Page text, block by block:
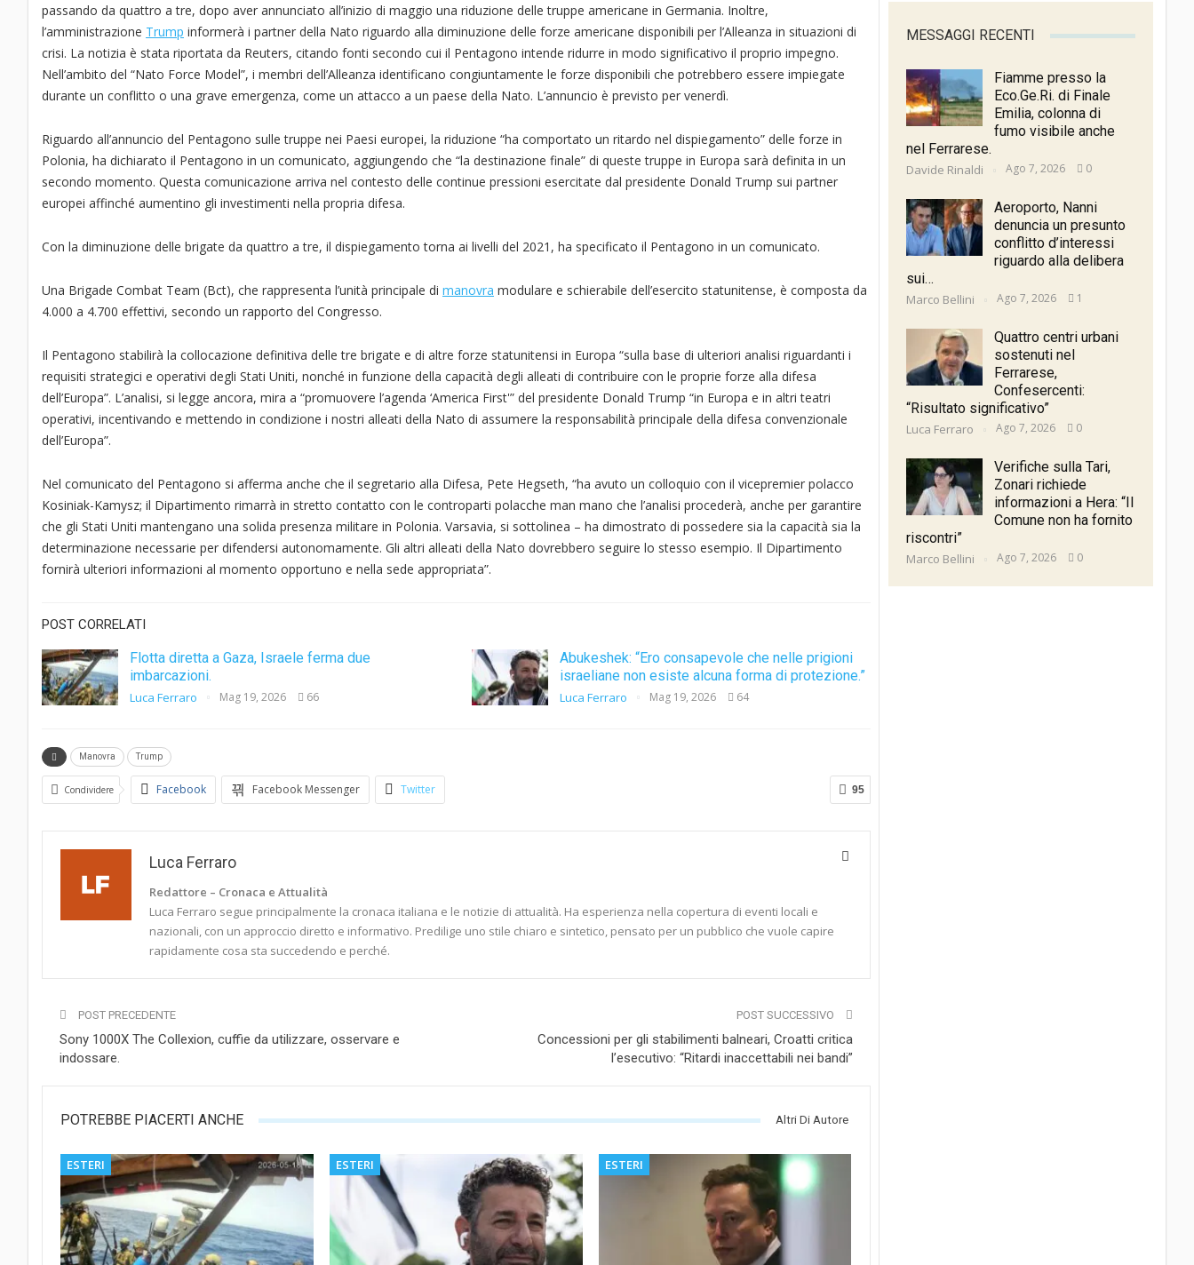
passando da quattro a tre, dopo aver annunciato all’inizio di maggio una riduzione delle truppe americane in Germania. Inoltre,
l’amministrazione Trump informerà i partner della Nato riguardo alla diminuzione delle forze americane disponibili per l’Alleanza in situazioni di
crisi. La notizia è stata riportata da Reuters, citando fonti secondo cui il Pentagono intende ridurre in modo significativo il proprio impegno.
Nell’ambito del “Nato Force Model”, i membri dell’Alleanza identificano congiuntamente le forze disponibili che potrebbero essere impiegate
durante un conflitto o una grave emergenza, come un attacco a un paese della Nato. L’annuncio è previsto per venerdì.
Riguardo all’annuncio del Pentagono sulle truppe nei Paesi europei, la riduzione “ha comportato un ritardo nel dispiegamento” delle forze in
Polonia, ha dichiarato il Pentagono in un comunicato, aggiungendo che “la destinazione finale” di queste truppe in Europa sarà definita in un
secondo momento. Questa comunicazione arriva nel contesto delle continue pressioni esercitate dal presidente Donald Trump sui partner
europei affinché aumentino gli investimenti nella propria difesa.
Con la diminuzione delle brigate da quattro a tre, il dispiegamento torna ai livelli del 2021, ha specificato il Pentagono in un comunicato.
Una Brigade Combat Team (Bct), che rappresenta l’unità principale di manovra modulare e schierabile dell’esercito statunitense, è composta da
4.000 a 4.700 effettivi, secondo un rapporto del Congresso.
Il Pentagono stabilirà la collocazione definitiva delle tre brigate e di altre forze statunitensi in Europa “sulla base di ulteriori analisi riguardanti i
requisiti strategici e operativi degli Stati Uniti, nonché in funzione della capacità degli alleati di contribuire con le proprie forze alla difesa
dell’Europa”. L’analisi, si legge ancora, mira a “promuovere l’agenda ‘America First'” del presidente Donald Trump “in Europa e in altri teatri
operativi, incentivando e mettendo in condizione i nostri alleati della Nato di assumere la responsabilità principale della difesa convenzionale
dell’Europa”.
Nel comunicato del Pentagono si afferma anche che il segretario alla Difesa, Pete Hegseth, “ha avuto un colloquio con il vicepremier polacco
Kosiniak-Kamysz; il Dipartimento rimarrà in stretto contatto con le controparti polacche man mano che l’analisi procederà, anche per garantire
che gli Stati Uniti mantengano una solida presenza militare in Polonia. Varsavia, si sottolinea – ha dimostrato di possedere sia la capacità sia la
determinazione necessarie per difendersi autonomamente. Gli altri alleati della Nato dovrebbero seguire lo stesso esempio. Il Dipartimento
fornirà ulteriori informazioni al momento opportuno e nella sede appropriata”.
POST CORRELATI
Flotta diretta a Gaza, Israele ferma due
imbarcazioni.
Luca Ferraro Mag 19, 2026 66
Abukeshek: “Ero consapevole che nelle prigioni
israeliane non esiste alcuna forma di protezione.”
Luca Ferraro Mag 19, 2026 64
Manovra Trump
95
Condividere Facebook Facebook Messenger Twitter
Luca Ferraro
Redattore – Cronaca e Attualità
Luca Ferraro segue principalmente la cronaca italiana e le notizie di attualità. Ha esperienza nella copertura di eventi locali e
nazionali, con un approccio diretto e informativo. Predilige uno stile chiaro e sintetico, pensato per un pubblico che vuole capire
rapidamente cosa sta succedendo e perché.
POST PRECEDENTE
Sony 1000X The Collexion, cuffie da utilizzare, osservare e
indossare.
POST SUCCESSIVO
Concessioni per gli stabilimenti balneari, Croatti critica
l’esecutivo: “Ritardi inaccettabili nei bandi”
POTREBBE PIACERTI ANCHE Altri Di Autore
ESTERI ESTERI ESTERI
MESSAGGI RECENTI
Fiamme presso la
Eco.Ge.Ri. di Finale
Emilia, colonna di
fumo visibile anche
nel Ferrarese.
Davide Rinaldi Ago 7, 2026 0
Aeroporto, Nanni
denuncia un presunto
conflitto d’interessi
riguardo alla delibera
sui…
Marco Bellini Ago 7, 2026 1
Quattro centri urbani
sostenuti nel
Ferrarese,
Confesercenti:
“Risultato significativo”
Luca Ferraro Ago 7, 2026 0
Verifiche sulla Tari,
Zonari richiede
informazioni a Hera: “Il
Comune non ha fornito
riscontri”
Marco Bellini Ago 7, 2026 0